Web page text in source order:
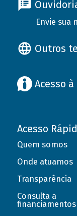
Envie sua
Outros
Acesso
Acesso
Quem somos
Onde atuamos
Transparência
Consulta a
financiamentos